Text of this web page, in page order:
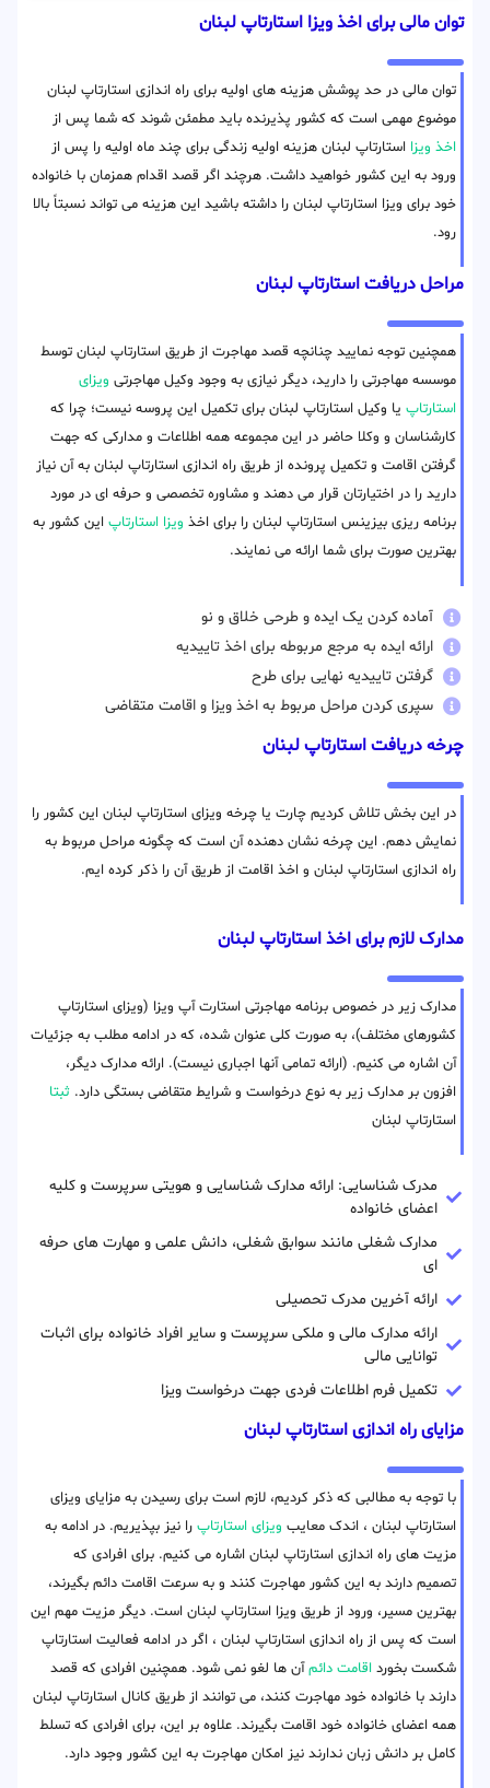
توان مالی برای اخذ ویزا استارتاپ لبنان
توان مالی در حد پوشش هزینه های اولیه برای راه اندازی استارتاپ لبنان
موضوع مهمی است که کشور پذیرنده باید مطمئن شوند که شما پس از
اخذ ویزا استارتاپ لبنان هزینه اولیه زندگی برای چند ماه اولیه را پس از
ورود به این کشور خواهید داشت. هرچند اگر قصد اقدام همزمان با خانواده
خود برای ویزا استارتاپ لبنان را داشته باشید این هزینه می تواند نسبتاً بالا
رود.
مراحل دریافت استارتاپ لبنان
همچنین توجه نمایید چنانچه قصد مهاجرت از طریق استارتاپ لبنان توسط
موسسه مهاجرتی را دارید، دیگر نیازی به وجود وکیل مهاجرتی ویزای
استارتاپ یا وکیل استارتاپ لبنان برای تکمیل این پروسه نیست؛ چرا که
کارشناسان و وکلا حاضر در این مجموعه همه اطلاعات و مدارکی که جهت
گرفتن اقامت و تکمیل پرونده از طریق راه اندازی استارتاپ لبنان به آن نیاز
دارید را در اختیارتان قرار می دهند و مشاوره تخصصی و حرفه ای در مورد
برنامه ریزی بیزینس استارتاپ لبنان را برای اخذ ویزا استارتاپ این کشور به
بهترین صورت برای شما ارائه می نمایند.
آماده کردن یک ایده و طرحی خلاق و نو
ارائه ایده به مرجع مربوطه برای اخذ تاییدیه
گرفتن تاییدیه نهایی برای طرح
سپری کردن مراحل مربوط به اخذ ویزا و اقامت متقاضی
چرخه دریافت استارتاپ لبنان
در این بخش تلاش کردیم چارت یا چرخه ویزای استارتاپ لبنان این کشور را
نمایش دهم. این چرخه نشان دهنده آن است که چگونه مراحل مربوط به
راه اندازی استارتاپ لبنان و اخذ اقامت از طریق آن را ذکر کرده ایم.
مدارک لازم برای اخذ استارتاپ لبنان
مدارک زیر در خصوص برنامه مهاجرتی استارت آپ ویزا (ویزای استارتاپ
کشورهای مختلف)، به صورت کلی عنوان شده، که در ادامه مطلب به جزئیات
آن اشاره می کنیم. (ارائه تمامی آنها اجباری نیست). ارائه مدارک دیگر،
افزون بر مدارک زیر به نوع درخواست و شرایط متقاضی بستگی دارد. ثبتا
استارتاپ لبنان
مدرک شناسایی: ارائه مدارک شناسایی و هویتی سرپرست و کلیه
اعضای خانواده
مدارک شغلی مانند سوابق شغلی، دانش علمی و مهارت های حرفه
ای
ارائه آخرین مدرک تحصیلی
ارائه مدارک مالی و ملکی سرپرست و سایر افراد خانواده برای اثبات
توانایی مالی
تکمیل فرم اطلاعات فردی جهت درخواست ویزا
مزایای راه اندازی استارتاپ لبنان
با توجه به مطالبی که ذکر کردیم، لازم است برای رسیدن به مزایای ویزای
استارتاپ لبنان ، اندک معایب ویزای استارتاپ را نیز بپذیریم. در ادامه به
مزیت های راه اندازی استارتاپ لبنان اشاره می کنیم. برای افرادی که
تصمیم دارند به این کشور مهاجرت کنند و به سرعت اقامت دائم بگیرند،
بهترین مسیر، ورود از طریق ویزا استارتاپ لبنان است. دیگر مزیت مهم این
است که پس از راه اندازی استارتاپ لبنان ، اگر در ادامه فعالیت استارتاپ
شکست بخورد اقامت دائمآن ها لغو نمی شود. همچنین افرادی که قصد
دارند با خانواده خود مهاجرت کنند، می توانند از طریق کانال استارتاپ لبنان
همه اعضای خانواده خود اقامت بگیرند. علاوه بر این، برای افرادی که تسلط
کامل بر دانش زبان ندارند نیز امکان مهاجرت به این کشور وجود دارد.